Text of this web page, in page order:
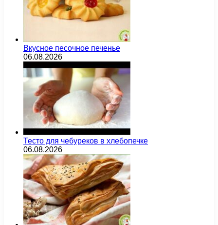
Вкусное песочное печенье
06.08.2026
Тесто для чебуреков в хлебопечке
06.08.2026